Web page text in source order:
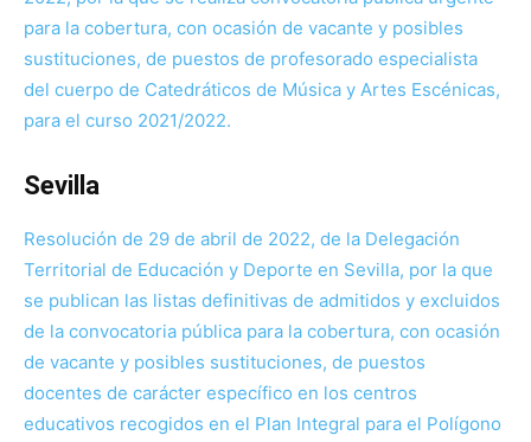
para la cobertura, con ocasión de vacante y posibles
sustituciones, de puestos de profesorado especialista
del cuerpo de Catedráticos de Música y Artes Escénicas,
para el curso 2021/2022.
Sevilla
Resolución de 29 de abril de 2022, de la Delegación
Territorial de Educación y Deporte en Sevilla, por la que
se publican las listas definitivas de admitidos y excluidos
de la convocatoria pública para la cobertura, con ocasión
de vacante y posibles sustituciones, de puestos
docentes de carácter específico en los centros
educativos recogidos en el Plan Integral para el Polígono